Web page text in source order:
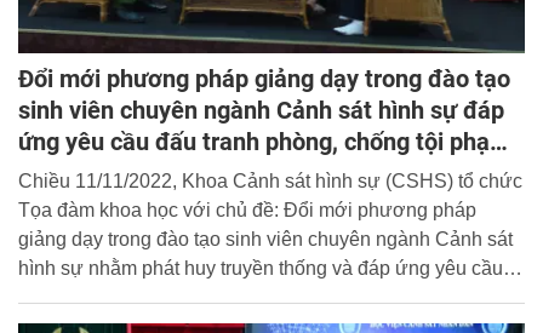
Đổi mới phương pháp giảng dạy trong đào tạo
sinh viên chuyên ngành Cảnh sát hình sự đáp
ứng yêu cầu đấu tranh phòng, chống tội phạm
trong tình hình mới
Chiều 11/11/2022, Khoa Cảnh sát hình sự (CSHS) tổ chức
Tọa đàm khoa học với chủ đề: Đổi mới phương pháp
giảng dạy trong đào tạo sinh viên chuyên ngành Cảnh sát
hình sự nhằm phát huy truyền thống và đáp ứng yêu cầu